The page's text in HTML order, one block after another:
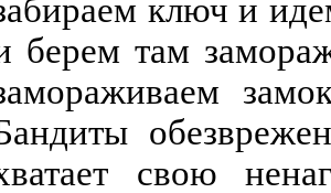
ключ и
берем там
свою